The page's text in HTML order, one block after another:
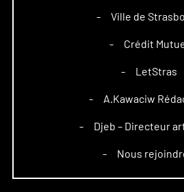
– Ville de
– Crédit
– LetStras
– A.Kawaciw
– Djeb – Directeur
– Nous